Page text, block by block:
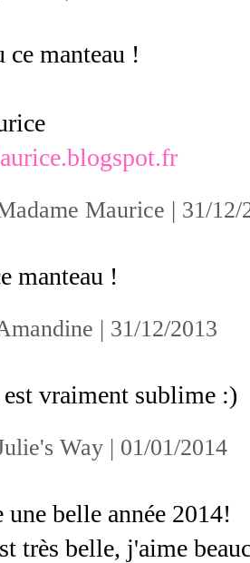
ce manteau !
Maurice | 31/12/
manteau !
| 31/12/2013
vraiment sublime :)
Way | 01/01/2014
une belle année 2014!
très belle, j'aime